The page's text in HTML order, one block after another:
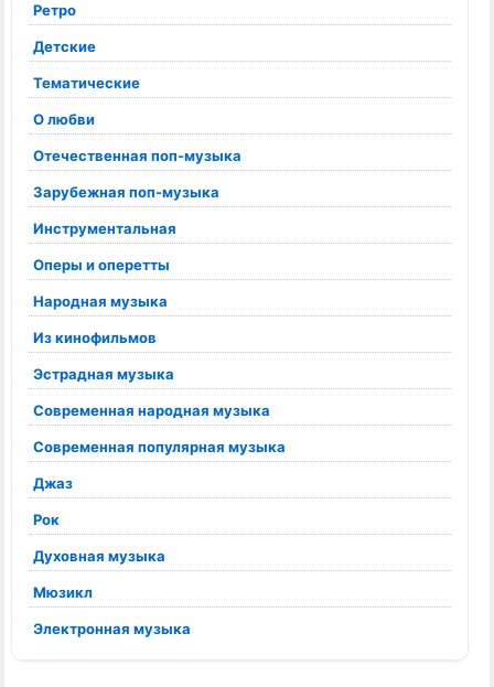
Ретро
Детские
Тематические
О любви
Отечественная поп-музыка
Зарубежная поп-музыка
Инструментальная
Оперы и оперетты
Народная музыка
Из кинофильмов
Эстрадная музыка
Современная народная музыка
Современная популярная музыка
Джаз
Рок
Духовная музыка
Мюзикл
Электронная музыка